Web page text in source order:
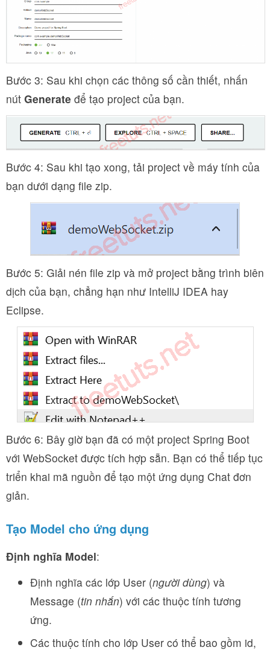
Bước 3: Sau khi chọn các thông số cần thiết, nhấn
nút Generate để tạo project của bạn.
Bước 4: Sau khi tạo xong, tải project về máy tính của
bạn dưới dạng file zip.
Bước 5: Giải nén file zip và mở project bằng trình biên
dịch của bạn, chẳng hạn như IntelliJ IDEA hay
Eclipse.
Bước 6: Bây giờ bạn đã có một project Spring Boot
với WebSocket được tích hợp sẵn. Bạn có thể tiếp tục
triển khai mã nguồn để tạo một ứng dụng Chat đơn
giản.
Tạo Model cho ứng dụng
Định nghĩa Model:
Định nghĩa các lớp User (người dùng) và
Message (tin nhắn) với các thuộc tính tương
ứng.
Các thuộc tính cho lớp User có thể bao gồm id,